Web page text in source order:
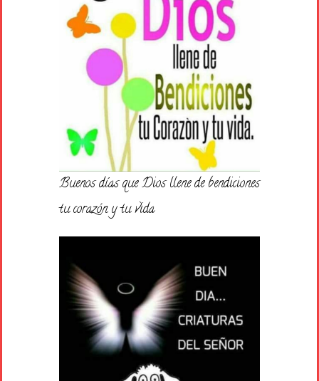
Buenos días que Dios llene de bendiciones
tu corazón y tu vida